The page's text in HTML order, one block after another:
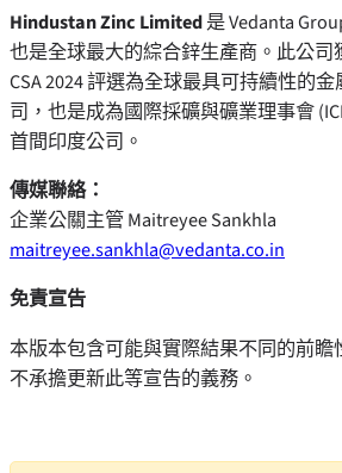
Hindustan Zinc Limited是 Vedanta
也是全球最大的綜合鋅生產商。此公司
CSA 2024 評選為全球最具可持續性的
司，也是成為國際採礦與礦業理事會
首間印度公司。
傳媒聯絡：
企業公關主管Maitreyee Sankhla
maitreyee.sankhla@vedanta.co.in
免責宣告
本版本包含可能與實際結果不同的前瞻
不承擔更新此等宣告的義務。